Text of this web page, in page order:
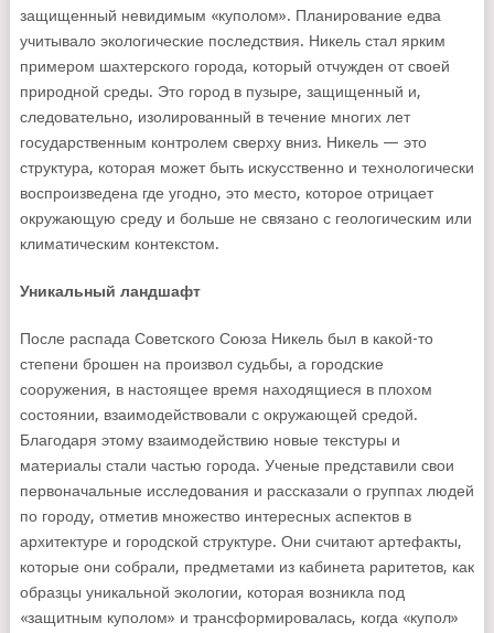
защищенный невидимым «куполом». Планирование едва
учитывало экологические последствия. Никель стал ярким
примером шахтерского города, который отчужден от своей
природной среды. Это город в пузыре, защищенный и,
следовательно, изолированный в течение многих лет
государственным контролем сверху вниз. Никель — это
структура, которая может быть искусственно и технологически
воспроизведена где угодно, это место, которое отрицает
окружающую среду и больше не связано с геологическим или
климатическим контекстом.
Уникальный ландшафт
После распада Советского Союза Никель был в какой-то
степени брошен на произвол судьбы, а городские
сооружения, в настоящее время находящиеся в плохом
состоянии, взаимодействовали с окружающей средой.
Благодаря этому взаимодействию новые текстуры и
материалы стали частью города. Ученые представили свои
первоначальные исследования и рассказали о группах людей
по городу, отметив множество интересных аспектов в
архитектуре и городской структуре. Они считают артефакты,
которые они собрали, предметами из кабинета раритетов, как
образцы уникальной экологии, которая возникла под
«защитным куполом» и трансформировалась, когда «купол»